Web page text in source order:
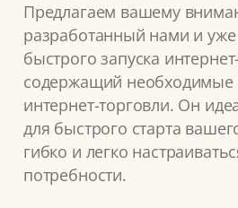
Предлагаем вашему
разработанный нами и
быстрого запуска
содержащий необходимые
интернет-торговли. Он
для быстрого старта
гибко и легко
потребности.